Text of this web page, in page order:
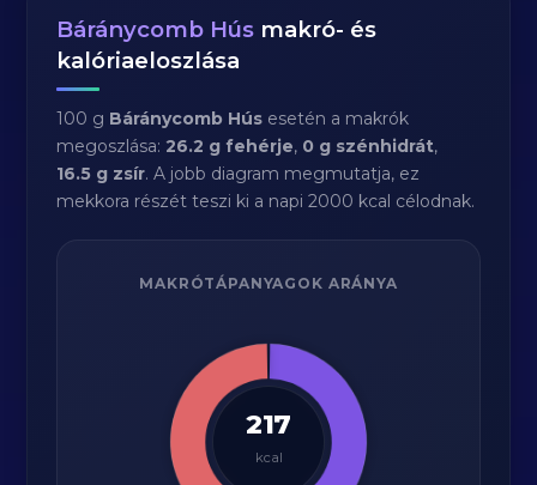
Báránycomb Hús makró- és
kalóriaeloszlása
100 g Báránycomb Hús esetén a makrók
megoszlása:26.2 g fehérje, 0 g szénhidrát,
16.5 g zsír. A jobb diagram megmutatja, ez
mekkora részét teszi ki a napi 2000 kcal célodnak.
MAKRÓTÁPANYAGOK ARÁNYA
217
kcal